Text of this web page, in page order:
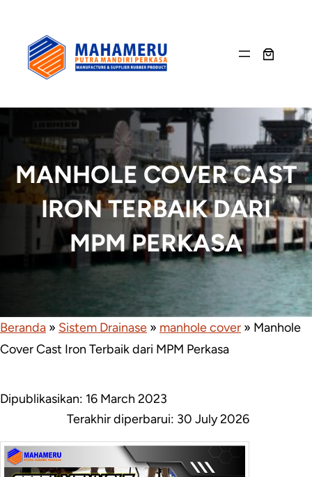
content
MANHOLE COVER CAST
IRON TERBAIK DARI
MPM PERKASA
Beranda » Sistem Drainase » manhole cover » Manhole
Cover Cast Iron Terbaik dari MPM Perkasa
Dipublikasikan: 16 March 2023
Terakhir diperbarui: 30 July 2026